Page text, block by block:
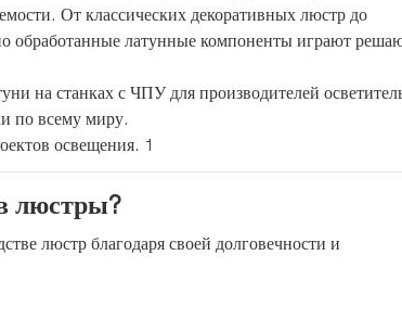
От классических декоративных люстр до
обработанные латунные компоненты играют
на станках с ЧПУ для производителей
по всему миру.
люстры?
люстр благодаря своей долговечности и